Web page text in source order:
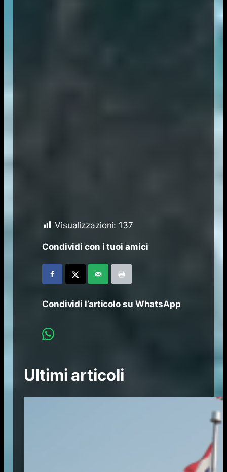
Visualizzazioni: 137
Condividi con i tuoi amici
Condividi l’articolo su WhatsApp
Ultimi articoli